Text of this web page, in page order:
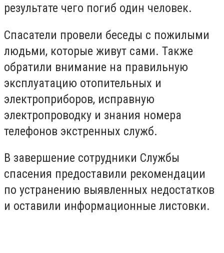
результате чего погиб один человек.
Спасатели провели беседы с пожилыми
людьми, которые живут сами. Также
обратили внимание на правильную
эксплуатацию отопительных и
электроприборов, исправную
электропроводку и знания номера
телефонов экстренных служб.
В завершение сотрудники Службы
спасения предоставили рекомендации
по устранению выявленных недостатков
и оставили информационные листовки.